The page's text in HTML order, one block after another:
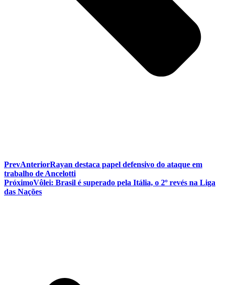
PrevAnteriorRayan destaca papel defensivo do ataque em
trabalho de Ancelotti
PróximoVôlei: Brasil é superado pela Itália, o 2º revés na Liga
das Nações